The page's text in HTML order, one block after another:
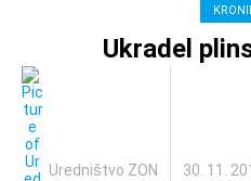
Ukradel
Uredništvo ZON 30. 11.